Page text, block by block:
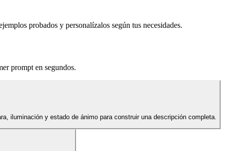
probados y personalízalos según tus necesidades.
prompt en segundos.
iluminación y estado de ánimo para construir una descripción completa.